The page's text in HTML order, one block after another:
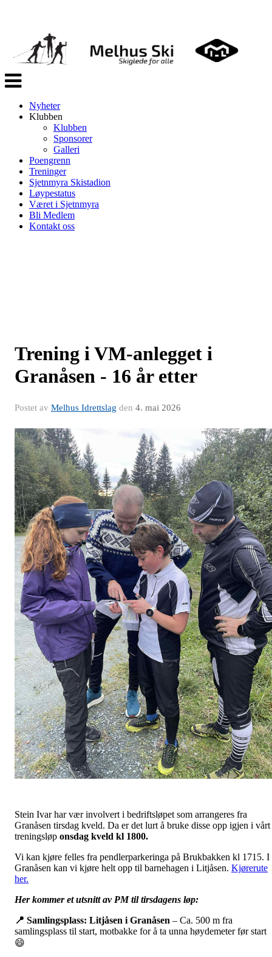
Veksle
navigasjon
Nyheter
Klubben
Klubben
Sponsorer
Galleri
Poengrenn
Treninger
Sjetnmyra Skistadion
Løypestatus
Været i Sjetnmyra
Bli Medlem
Kontakt oss
Trening i VM-anlegget i
Granåsen - 16 år etter
Postet av Melhus Idrettslag den 4. mai 2026
Stein Ivar har vær involvert i bedriftsløpet som arrangeres fra
Granåsen tirsdag kveld. Da er det lurt å bruke disse opp igjen i vårt
treningsløp onsdag kveld kl 1800.
Vi kan kjøre felles fra pendlerparkeringa på Brukbakken kl 1715. I
Granåsen kan vi kjøre helt opp til barnehagen i Litjåsen. Kjørerute
her.
Her kommer et utsnitt av PM til tirsdagens løp:
📍 Samlingsplass: Litjåsen i Granåsen – Ca. 500 m fra
samlingsplass til start, motbakke for å ta unna høydemeter før start
😄